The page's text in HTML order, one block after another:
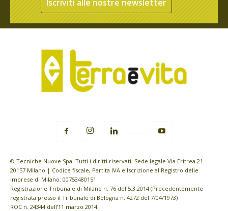
Iscriviti alle nostre newsletter
© Tecniche Nuove Spa. Tutti i diritti riservati. Sede legale Via Eritrea 21 -
20157 Milano | Codice fiscale, Partita IVA e Iscrizione al Registro delle
imprese di Milano: 00753480151
Registrazione Tribunale di Milano n. 76 del 5.3.2014 (Precedentemente
registrata presso il Tribunale di Bologna n. 4272 del 7/04/1973)
ROC n. 24344 dell’11 marzo 2014